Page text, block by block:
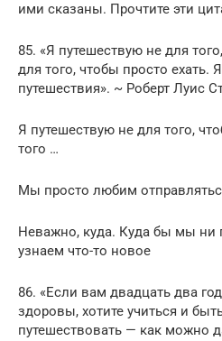
ими сказаны. Прочтите эти
85. «Я путешествую не для
для того, чтобы просто ехать.
путешествия». ~ Роберт Луис
Я путешествую не для того,
того …
Мы просто любим
Неважно, куда. Куда бы мы ни
узнаем что-то новое
86. «Если вам двадцать два
здоровы, хотите учиться и
путешествовать — как можно